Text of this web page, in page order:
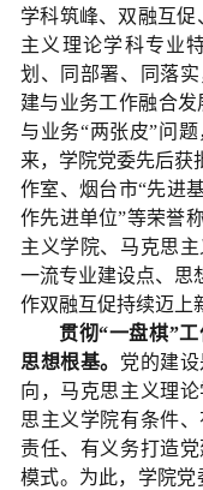
学科筑峰、双融互
主义理论学科专业
划、同部署、同落
建与业务工作融合发
与业务“两张皮”问
来，学院党委先后获
作室、烟台市“先进
作先进单位”等荣誉
主义学院、马克思
一流专业建设点、思
作双融互促持续迈上
贯彻“一盘棋”
思想根基。 党的建
向，马克思主义理
思主义学院有条件
责任、有义务打造
模式。为此，学院党